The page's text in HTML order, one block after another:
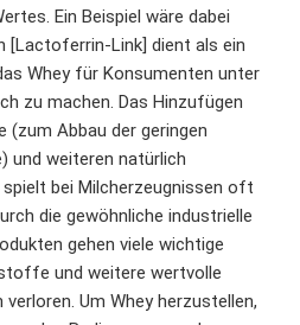
Ein Beispiel wäre dabei
[Lactoferrin-Link] dient als ein
Whey für Konsumenten unter
zu machen. Das Hinzufügen
(zum Abbau der geringen
und weiteren natürlich
bei Milcherzeugnissen oft
die gewöhnliche industrielle
gehen viele wichtige
und weitere wertvolle
Um Whey herzustellen,